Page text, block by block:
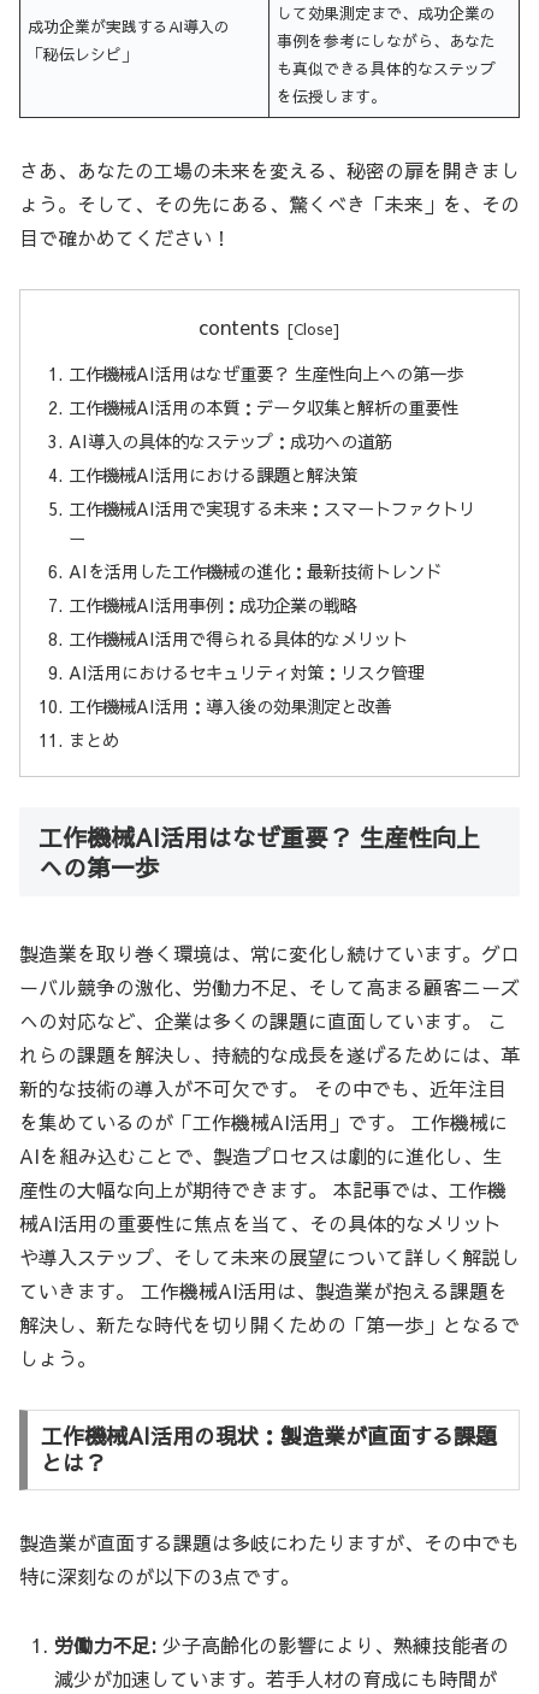
成功企業が実践するAI導入の
「秘伝レシピ」
して効果測定まで、成功企業の
事例を参考にしながら、あなた
も真似できる具体的なステップ
を伝授します。
さあ、あなたの工場の未来を変える、秘密の扉を開きまし
ょう。そして、その先にある、驚くべき「未来」を、その
目で確かめてください！
contents
工作機械AI活用はなぜ重要？ 生産性向上への第一歩
工作機械AI活用の本質：データ収集と解析の重要性
AI導入の具体的なステップ：成功への道筋
工作機械AI活用における課題と解決策
工作機械AI活用で実現する未来：スマートファクトリ
ー
AIを活用した工作機械の進化：最新技術トレンド
工作機械AI活用事例：成功企業の戦略
工作機械AI活用で得られる具体的なメリット
AI活用におけるセキュリティ対策：リスク管理
工作機械AI活用：導入後の効果測定と改善
まとめ
工作機械AI活用はなぜ重要？ 生産性向上
への第一歩
製造業を取り巻く環境は、常に変化し続けています。グロ
ーバル競争の激化、労働力不足、そして高まる顧客ニーズ
への対応など、企業は多くの課題に直面しています。 こ
れらの課題を解決し、持続的な成長を遂げるためには、革
新的な技術の導入が不可欠です。 その中でも、近年注目
を集めているのが「工作機械AI活用」です。 工作機械に
AIを組み込むことで、製造プロセスは劇的に進化し、生
産性の大幅な向上が期待できます。 本記事では、工作機
械AI活用の重要性に焦点を当て、その具体的なメリット
や導入ステップ、そして未来の展望について詳しく解説し
ていきます。 工作機械AI活用は、製造業が抱える課題を
解決し、新たな時代を切り開くための「第一歩」となるで
しょう。
工作機械AI活用の現状：製造業が直面する課題
とは？
製造業が直面する課題は多岐にわたりますが、その中でも
特に深刻なのが以下の3点です。
労働力不足: 少子高齢化の影響により、熟練技能者の
減少が加速しています。若手人材の育成にも時間が